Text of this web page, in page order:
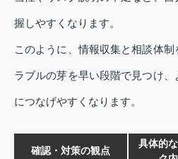
握しやすくなります。
このように、情報収集と相談体
ラブルの芽を早い段階で見つけ
につなげやすくなります。
確認・対策の観点
具体的